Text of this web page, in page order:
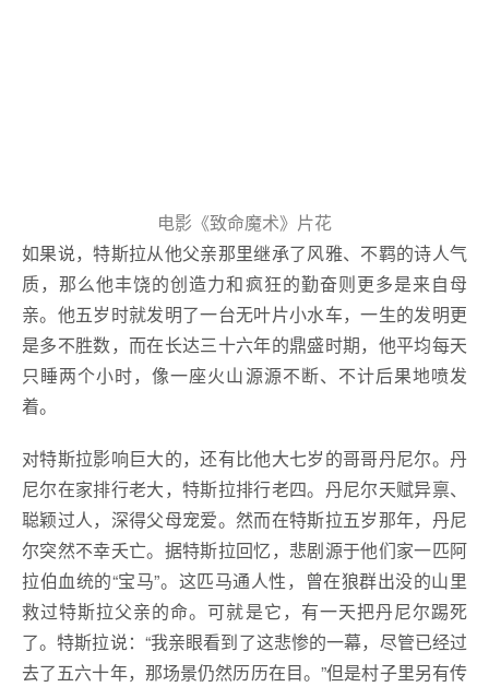
电影《致命魔术》片花
如果说，特斯拉从他父亲那里继承了风雅、不羁的诗人气
质，那么他丰饶的创造力和疯狂的勤奋则更多是来自母
亲。他五岁时就发明了一台无叶片小水车，一生的发明更
是多不胜数，而在长达三十六年的鼎盛时期，他平均每天
只睡两个小时，像一座火山源源不断、不计后果地喷发
着。
对特斯拉影响巨大的，还有比他大七岁的哥哥丹尼尔。丹
尼尔在家排行老大，特斯拉排行老四。丹尼尔天赋异禀、
聪颖过人，深得父母宠爱。然而在特斯拉五岁那年，丹尼
尔突然不幸夭亡。据特斯拉回忆，悲剧源于他们家一匹阿
拉伯血统的“宝马”。这匹马通人性，曾在狼群出没的山里
救过特斯拉父亲的命。可就是它，有一天把丹尼尔踢死
了。特斯拉说：“我亲眼看到了这悲惨的一幕，尽管已经过
去了五六十年，那场景仍然历历在目。”但是村子里另有传